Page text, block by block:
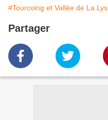
#Tourcoing et Vallée de La Lys
Partager